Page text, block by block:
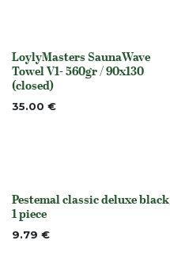
None
LoylyMasters SaunaWave
Towel V1- 560gr / 90x130
(closed)
35.00 €
Out of stock
Pestemal classic deluxe black
1 piece
9.79 €